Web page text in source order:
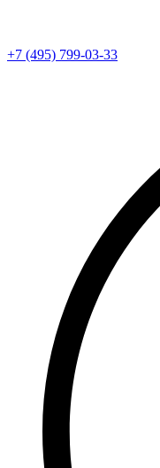
+7 (495) 799-03-33